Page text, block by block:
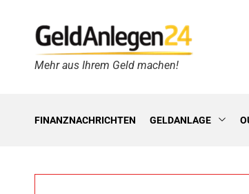
G
e
Mehr aus Ihrem Geld machen!
FINANZNACHRICHTEN GELDANLAGE